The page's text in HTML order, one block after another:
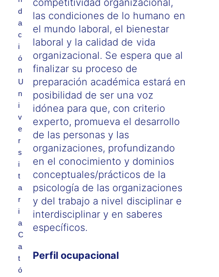
competitividad organizacional,
las condiciones de lo humano en
el mundo laboral, el bienestar
laboral y la calidad de vida
organizacional. Se espera que al
finalizar su proceso de
preparación académica estará en
posibilidad de ser una voz
idónea para que, con criterio
experto, promueva el desarrollo
de las personas y las
organizaciones, profundizando
en el conocimiento y dominios
conceptuales/prácticos de la
psicología de las organizaciones
y del trabajo a nivel disciplinar e
interdisciplinar y en saberes
específicos.
Perfil ocupacional
d
a
c
i
ó
n
U
n
i
v
e
r
s
i
t
a
r
i
a
C
a
t
ó